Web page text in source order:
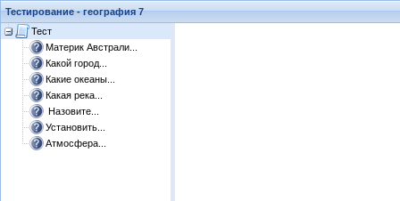
Тестирование - география 7
Тест
Материк Австрали...
Какой город...
Какие океаны...
Какая река...
Назовите...
Установить...
Атмосфера...